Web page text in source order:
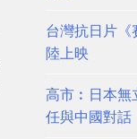
台灣抗日片《
陸上映
高市︰日本無
任與中國對話